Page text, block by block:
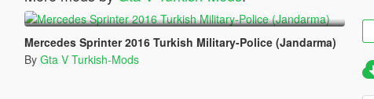
More mods byGta V Turkish-Mods:
5.0 3 736 16
Mercedes Sprinter 2016 Turkish Military-Police (Jandarma)